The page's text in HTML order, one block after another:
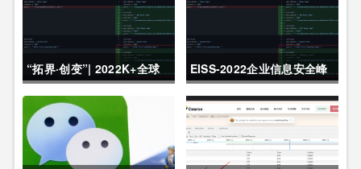
“拓界·创变”| 2022K+全球
软件研发行业创新峰会上海
站敬请期待！
EISS-2022企业信息安全峰
会之深圳站 10月28日成功
举办